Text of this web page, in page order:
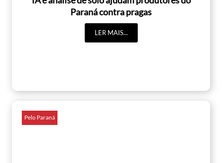
Paraná contra pragas
LER MAIS...
Pelo Paraná